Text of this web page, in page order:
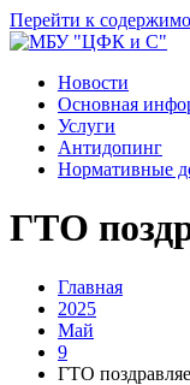
Перейти к
Новости
Основная
Услуги
Антидопинг
Нормативные
ГТО
Главная
2025
Май
9
ГТО